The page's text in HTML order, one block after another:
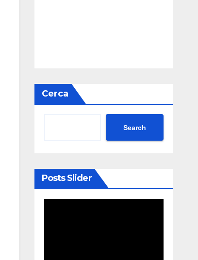
Cerca
Search
Posts Slider